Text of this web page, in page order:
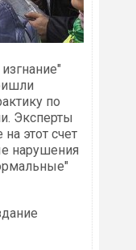
по
Эксперты
этот счет
нарушения